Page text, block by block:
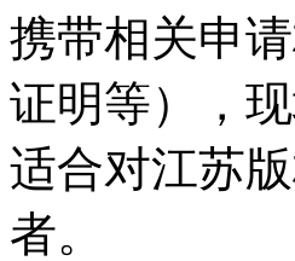
携带相关申
证明等），
适合对江苏
者。